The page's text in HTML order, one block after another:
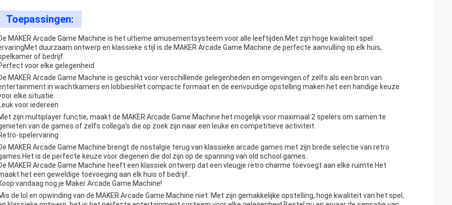
Toepassingen:
MAKER Arcade Game Machine is het ultieme amusementsysteem voor alle leeftijden.Met zijn hoge kwaliteit spel
duurzaam ontwerp en klassieke stijl is de MAKER Arcade Game Machine de perfecte aanvulling op elk huis,
of bedrijf.
voor elke gelegenheid
MAKER Arcade Game Machine is geschikt voor verschillende gelegenheden en omgevingen.of zelfs als een bron van
in wachtkamers en lobbiesHet compacte formaat en de eenvoudige opstelling maken het een handige keuze
elke situatie.
voor iedereen
zijn multiplayer functie, maakt de MAKER Arcade Game Machine het mogelijk voor maximaal 2 spelers om samen te
van de games.of zelfs collega's die op zoek zijn naar een leuke en competitieve activiteit.
spelervaring
MAKER Arcade Game Machine brengt de nostalgie terug van klassieke arcade games met zijn brede selectie van retro
is de perfecte keuze voor diegenen die dol zijn op de spanning van old school games..
MAKER Arcade Game Machine heeft een klassiek ontwerp dat een vleugje retro charme toevoegt aan elke ruimte.Het
het een geweldige toevoeging aan elk huis of bedrijf..
vandaag nog je Maker Arcade Game Machine!
de lol en opwinding van de MAKER Arcade Game Machine niet. Met zijn gemakkelijke opstelling, hoge kwaliteit van het spel,